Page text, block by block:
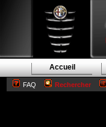
Accueil
FAQ Rechercher